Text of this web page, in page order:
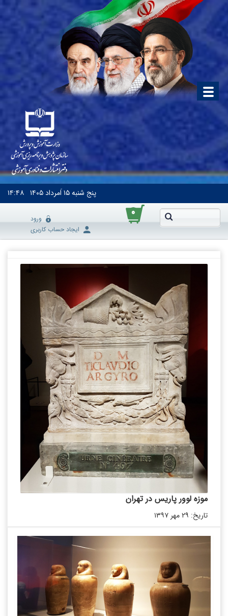
پنج شنبه۱۵ اَمرداد ۱۴۰۵ ۱۴:۴۸
۰
ورود
ایجاد حساب کاربری
موزه لوور پاریس در تهران
تاریخ: ۲۹ مهر ۱۳۹۷